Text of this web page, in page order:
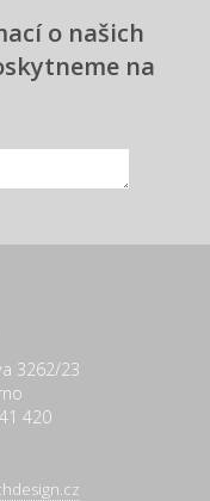
o našich
na
3262/23
420